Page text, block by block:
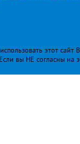
этот сайт
вы НЕ согласны на